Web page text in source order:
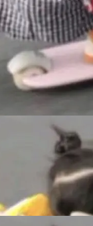
Cloudf
平台
年秘密
兼容
调——
自带一
个数据
消除
当 cel
数据
成本暴
度明显
格除开
/ Z
机器，
No
E这
Fold8 /
且全
们本该
，一
的版
。 De
最显
com
的。git
：Delt
分
Spac
Alpha
，Spa
，支
的面
沛的经
括：
、写
，Muse
。整个
难度